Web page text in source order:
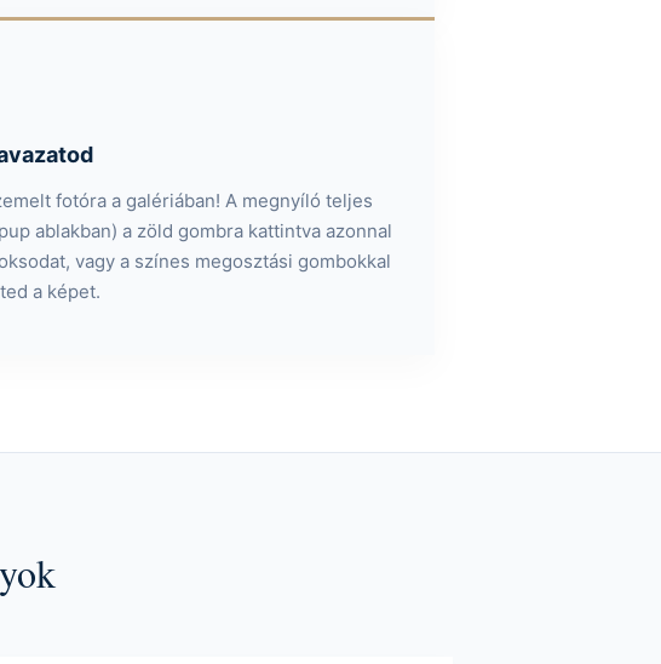
fotóra a galériában! A megnyíló teljes
ablakban) a zöld gombra kattintva azonnal
vagy a színes megosztási gombokkal
a képet.